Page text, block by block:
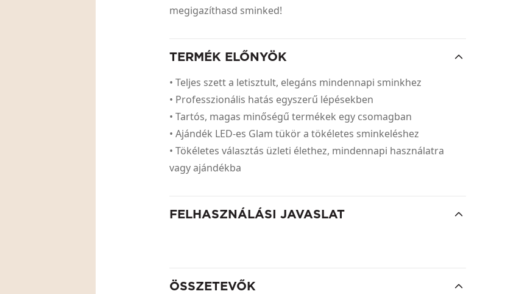
megigazíthasd sminked!
TERMÉK ELŐNYÖK
• Teljes szett a letisztult, elegáns mindennapi sminkhez
• Professzionális hatás egyszerű lépésekben
• Tartós, magas minőségű termékek egy csomagban
• Ajándék LED-es Glam tükör a tökéletes sminkeléshez
• Tökéletes választás üzleti élethez, mindennapi használatra
vagy ajándékba
FELHASZNÁLÁSI JAVASLAT
ÖSSZETEVŐK